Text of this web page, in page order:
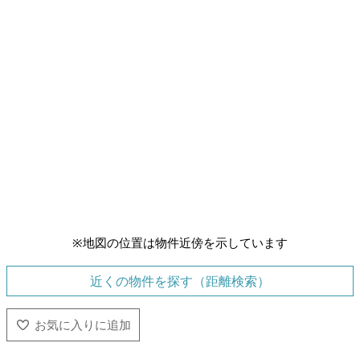
※地図の位置は物件近傍を示しています
近くの物件を探す（距離検索）